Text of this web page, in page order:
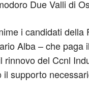
Due Valli di
i candidati della
Alba – che paga
del Ccnl
supporto